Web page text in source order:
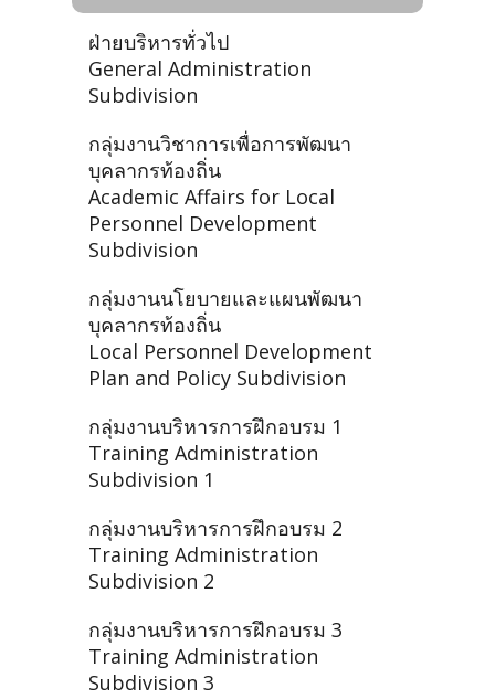
ฝ่ายบริหารทั่วไป
General Administration
Subdivision
กลุ่มงานวิชาการเพื่อการพัฒนา
บุคลากรท้องถิ่น
Academic Affairs for Local
Personnel Development
Subdivision
กลุ่มงานนโยบายและแผนพัฒนา
บุคลากรท้องถิ่น
Local Personnel Development
Plan and Policy Subdivision
กลุ่มงานบริหารการฝึกอบรม 1
Training Administration
Subdivision 1
กลุ่มงานบริหารการฝึกอบรม 2
Training Administration
Subdivision 2
กลุ่มงานบริหารการฝึกอบรม 3
Training Administration
Subdivision 3